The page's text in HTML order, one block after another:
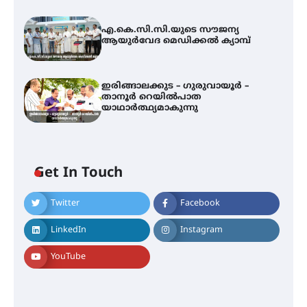
എ.കെ.സി.സി.യുടെ സൗജന്യ
ആയുർവേദ മെഡിക്കൽ ക്യാമ്പ്
ഇരിങ്ങാലക്കുട – ഗുരുവായൂർ –
താനൂർ റെയിൽപാത
യാഥാർത്ഥ്യമാകുന്നു
Get In Touch
Twitter Facebook
LinkedIn Instagram
YouTube
അരങ്ങ് 2026-ന്
സാംസ്കാരികപ്പൊലിമയോടെ
സമാപനം